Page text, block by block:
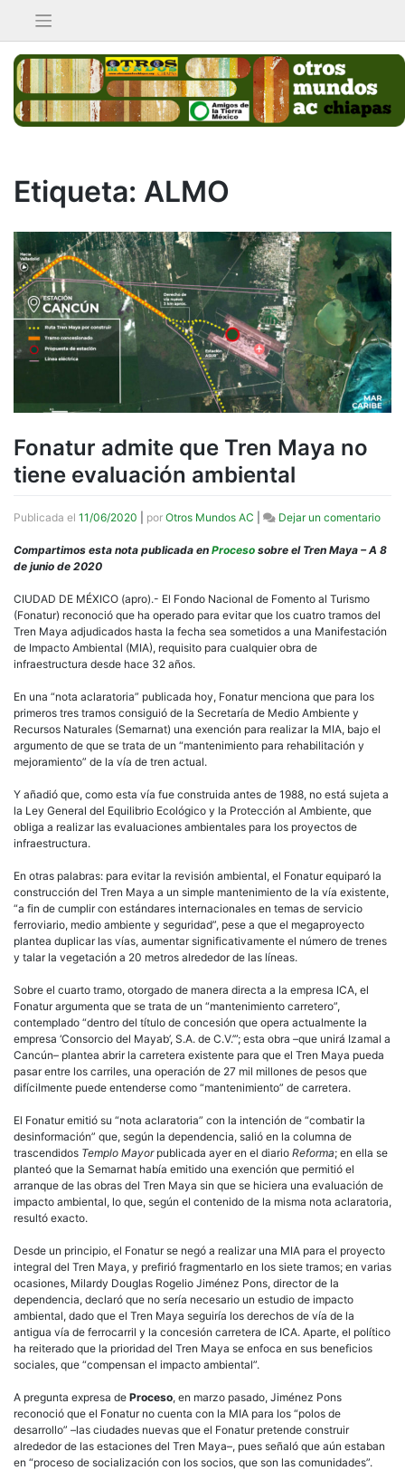
contenido
Etiqueta: ALMO
Fonatur admite que Tren Maya no
tiene evaluación ambiental
Publicada el 11/06/2020 por Otros Mundos AC Dejar un comentarioen
tiene
Compartimos esta nota publicada en Proceso sobre el Tren Maya – A 8
de junio de 2020
CIUDAD DE MÉXICO (apro).- El Fondo Nacional de Fomento al Turismo
(Fonatur) reconoció que ha operado para evitar que los cuatro tramos del
Tren Maya adjudicados hasta la fecha sea sometidos a una Manifestación
de Impacto Ambiental (MIA), requisito para cualquier obra de
infraestructura desde hace 32 años.
En una “nota aclaratoria” publicada hoy, Fonatur menciona que para los
primeros tres tramos consiguió de la Secretaría de Medio Ambiente y
Recursos Naturales (Semarnat) una exención para realizar la MIA, bajo el
argumento de que se trata de un “mantenimiento para rehabilitación y
mejoramiento” de la vía de tren actual.
Y añadió que, como esta vía fue construida antes de 1988, no está sujeta a
la Ley General del Equilibrio Ecológico y la Protección al Ambiente, que
obliga a realizar las evaluaciones ambientales para los proyectos de
infraestructura.
En otras palabras: para evitar la revisión ambiental, el Fonatur equiparó la
construcción del Tren Maya a un simple mantenimiento de la vía existente,
“a fin de cumplir con estándares internacionales en temas de servicio
ferroviario, medio ambiente y seguridad”, pese a que el megaproyecto
plantea duplicar las vías, aumentar significativamente el número de trenes
y talar la vegetación a 20 metros alrededor de las líneas.
Sobre el cuarto tramo, otorgado de manera directa a la empresa ICA, el
Fonatur argumenta que se trata de un “mantenimiento carretero”,
contemplado “dentro del título de concesión que opera actualmente la
empresa ‘Consorcio del Mayab’, S.A. de C.V.’”; esta obra –que unirá Izamal a
Cancún– plantea abrir la carretera existente para que el Tren Maya pueda
pasar entre los carriles, una operación de 27 mil millones de pesos que
difícilmente puede entenderse como “mantenimiento” de carretera.
El Fonatur emitió su “nota aclaratoria” con la intención de “combatir la
desinformación” que, según la dependencia, salió en la columna de
trascendidos Templo Mayorpublicada ayer en el diario Reforma; en ella se
planteó que la Semarnat había emitido una exención que permitió el
arranque de las obras del Tren Maya sin que se hiciera una evaluación de
impacto ambiental, lo que, según el contenido de la misma nota aclaratoria,
resultó exacto.
Desde un principio, el Fonatur se negó a realizar una MIA para el proyecto
integral del Tren Maya, y prefirió fragmentarlo en los siete tramos; en varias
ocasiones, Milardy Douglas Rogelio Jiménez Pons, director de la
dependencia, declaró que no sería necesario un estudio de impacto
ambiental, dado que el Tren Maya seguiría los derechos de vía de la
antigua vía de ferrocarril y la concesión carretera de ICA. Aparte, el político
ha reiterado que la prioridad del Tren Maya se enfoca en sus beneficios
sociales, que “compensan el impacto ambiental”.
A pregunta expresa de Proceso, en marzo pasado, Jiménez Pons
reconoció que el Fonatur no cuenta con la MIA para los “polos de
desarrollo” –las ciudades nuevas que el Fonatur pretende construir
alrededor de las estaciones del Tren Maya–, pues señaló que aún estaban
en “proceso de socialización con los socios, que son las comunidades”.